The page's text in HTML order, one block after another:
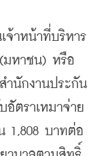
จ้าหน้าที่บริหาร
มหาชน) หรือ
ำนักงานประกัน
ตราเหมาจ่าย
1,808 บาทต่อ